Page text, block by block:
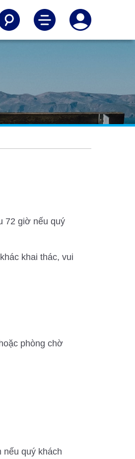
72 giờ nếu quý
khai thác, vui
phòng chờ
nếu quý khách